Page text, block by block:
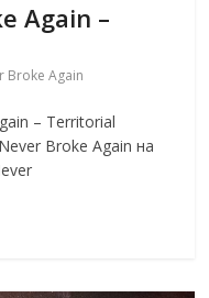
Again –
Broke Again
– Territorial
Broke Again на